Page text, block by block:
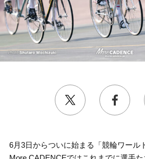
6月3日からついに始まる「競輪ワール